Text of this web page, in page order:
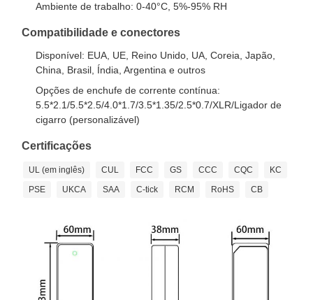
Ambiente de trabalho: 0-40°C, 5%-95% RH
Compatibilidade e conectores
Disponível: EUA, UE, Reino Unido, UA, Coreia, Japão,
China, Brasil, Índia, Argentina e outros
Opções de enchufe de corrente contínua:
5.5*2.1/5.5*2.5/4.0*1.7/3.5*1.35/2.5*0.7/XLR/Ligador de
cigarro (personalizável)
Certificações
UL (em inglês) CUL FCC GS CCC CQC
KC
PSE
UKCA SAA C-tick RCM RoHS CB